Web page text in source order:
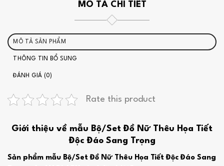
MÔ TẢ CHI TIẾT
MÔ TẢ SẢN PHẨM
THÔNG TIN BỔ SUNG
ĐÁNH GIÁ (0)
Rate this product
Giới thiệu về mẫu Bộ/Set Đồ Nữ Thêu Họa Tiết
Độc Đáo Sang Trọng
Sản phẩm mẫu Bộ/Set Đồ Nữ Thêu Họa Tiết Độc Đáo Sang